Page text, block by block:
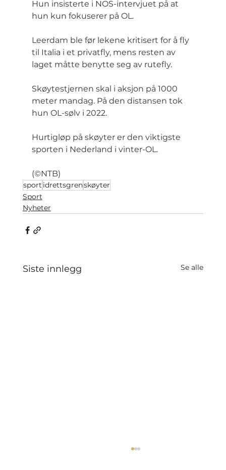
Hun insisterte i NOS-intervjuet på at
hun kun fokuserer på OL.
Leerdam ble før lekene kritisert for å fly
til Italia i et privatfly, mens resten av
laget måtte benytte seg av rutefly.
Skøytestjernen skal i aksjon på 1000
meter mandag. På den distansen tok
hun OL-sølv i 2022.
Hurtigløp på skøyter er den viktigste
sporten i Nederland i vinter-OL.
(©NTB)
sport idrettsgrenskøyter
Sport
Nyheter
Siste innlegg Se alle